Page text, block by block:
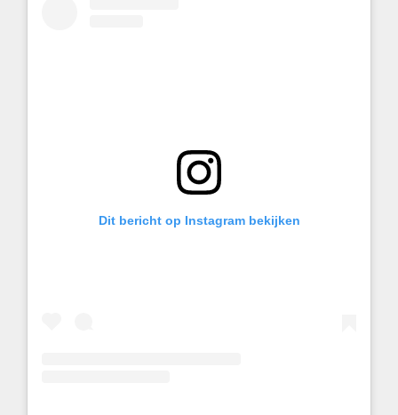
Dit bericht op Instagram bekijken